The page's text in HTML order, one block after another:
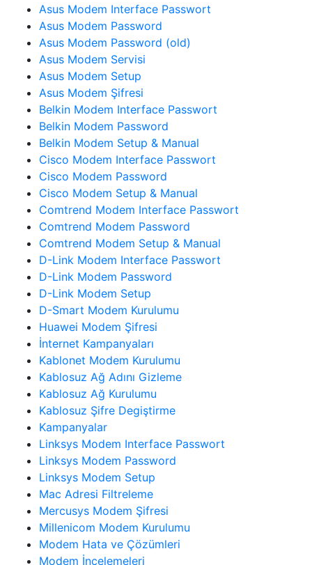
Asus Modem Interface Passwort
Asus Modem Password
Asus Modem Password (old)
Asus Modem Servisi
Asus Modem Setup
Asus Modem Şifresi
Belkin Modem Interface Passwort
Belkin Modem Password
Belkin Modem Setup & Manual
Cisco Modem Interface Passwort
Cisco Modem Password
Cisco Modem Setup & Manual
Comtrend Modem Interface Passwort
Comtrend Modem Password
Comtrend Modem Setup & Manual
D-Link Modem Interface Passwort
D-Link Modem Password
D-Link Modem Setup
D-Smart Modem Kurulumu
Huawei Modem Şifresi
İnternet Kampanyaları
Kablonet Modem Kurulumu
Kablosuz Ağ Adını Gizleme
Kablosuz Ağ Kurulumu
Kablosuz Şifre Degiştirme
Kampanyalar
Linksys Modem Interface Passwort
Linksys Modem Password
Linksys Modem Setup
Mac Adresi Filtreleme
Mercusys Modem Şifresi
Millenicom Modem Kurulumu
Modem Hata ve Çözümleri
Modem İncelemeleri